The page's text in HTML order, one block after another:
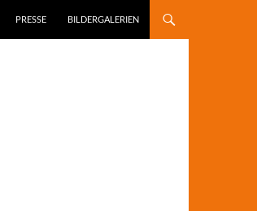
PRESSE BILDERGALERIEN